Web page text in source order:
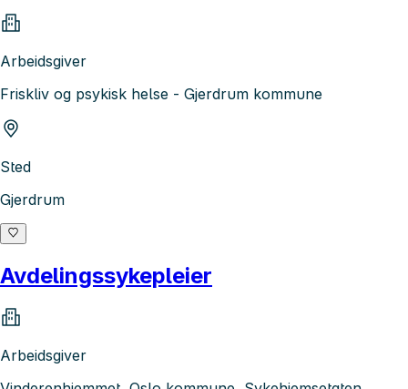
Arbeidsgiver
Friskliv og psykisk helse - Gjerdrum kommune
Sted
Gjerdrum
Avdelingssykepleier
Arbeidsgiver